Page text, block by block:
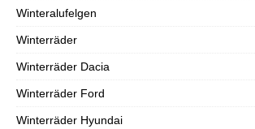
Winteralufelgen
Winterräder
Winterräder Dacia
Winterräder Ford
Winterräder Hyundai